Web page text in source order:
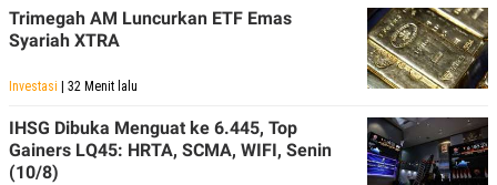
Trimegah AM Luncurkan ETF Emas
Syariah XTRA
Investasi | 32 Menit lalu
IHSG Dibuka Menguat ke 6.445, Top
Gainers LQ45: HRTA, SCMA, WIFI, Senin
(10/8)